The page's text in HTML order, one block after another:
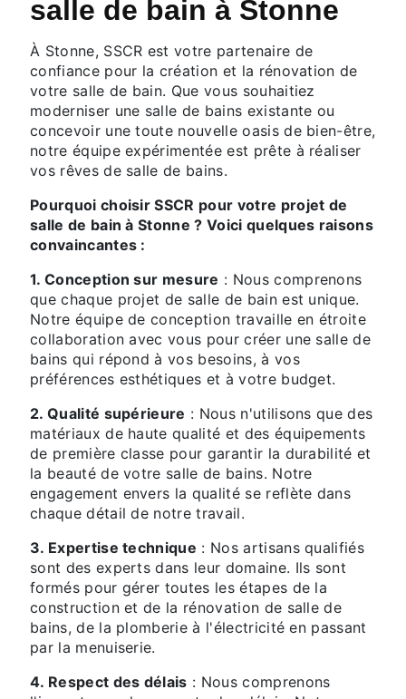
salle de bain à Stonne
À Stonne, SSCR est votre partenaire de
confiance pour la création et la rénovation de
votre salle de bain. Que vous souhaitiez
moderniser une salle de bains existante ou
concevoir une toute nouvelle oasis de bien-être,
notre équipe expérimentée est prête à réaliser
vos rêves de salle de bains.
Pourquoi choisir SSCR pour votre projet de
salle de bain à Stonne ? Voici quelques raisons
convaincantes :
1. Conception sur mesure : Nous comprenons
que chaque projet de salle de bain est unique.
Notre équipe de conception travaille en étroite
collaboration avec vous pour créer une salle de
bains qui répond à vos besoins, à vos
préférences esthétiques et à votre budget.
2. Qualité supérieure : Nous n'utilisons que des
matériaux de haute qualité et des équipements
de première classe pour garantir la durabilité et
la beauté de votre salle de bains. Notre
engagement envers la qualité se reflète dans
chaque détail de notre travail.
3. Expertise technique : Nos artisans qualifiés
sont des experts dans leur domaine. Ils sont
formés pour gérer toutes les étapes de la
construction et de la rénovation de salle de
bains, de la plomberie à l'électricité en passant
par la menuiserie.
4. Respect des délais : Nous comprenons